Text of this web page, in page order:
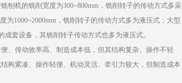
刨机的铣削宽度为300~800mm，铣削转子的传动方式多采
1000~2000mm，铣削转子的传动方式多为液压式；大型
的成套设备，其铣削转子传动方式也多为液压式。
、传动效率高、制造成本低，但其结构复杂、操作不轻
构紧凑、操作轻便、机动灵活、牵引力较大，但制造成本